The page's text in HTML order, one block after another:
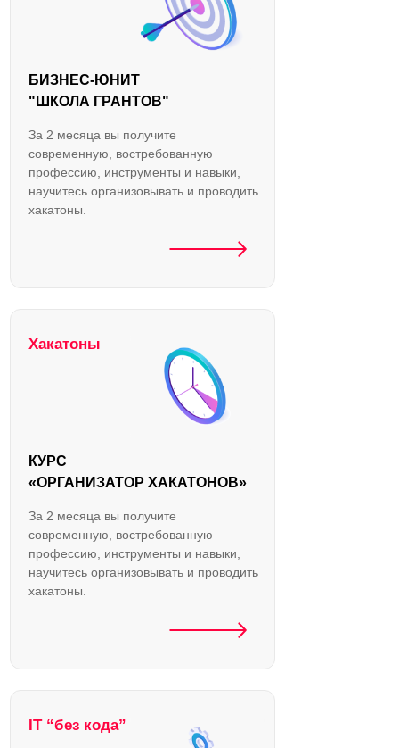
БИЗНЕС-ЮНИТ
"ШКОЛА ГРАНТОВ"
За 2 месяца вы получите
современную, востребованную
профессию, инструменты и навыки,
научитесь организовывать и проводить
хакатоны.
Хакатоны
КУРС
«ОРГАНИЗАТОР ХАКАТОНОВ»
За 2 месяца вы получите
современную, востребованную
профессию, инструменты и навыки,
научитесь организовывать и проводить
хакатоны.
IT “без кода”